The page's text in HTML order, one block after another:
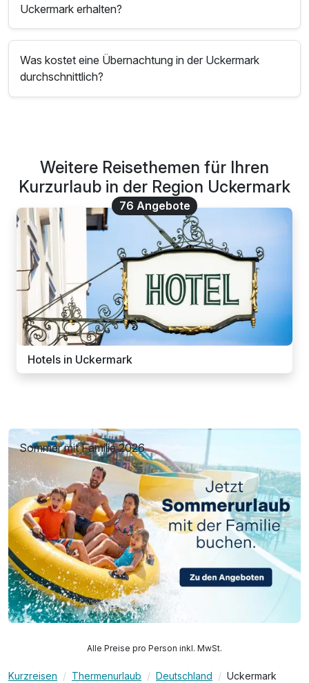
Uckermark erhalten?
Was kostet eine Übernachtung in der Uckermark
durchschnittlich?
Weitere Reisethemen für Ihren
Kurzurlaub in der Region Uckermark
76 Angebote
Hotels in Uckermark
Sommer mit Familie 2026
Alle Preise pro Person inkl. MwSt.
Kurzreisen Thermenurlaub Deutschland Uckermark